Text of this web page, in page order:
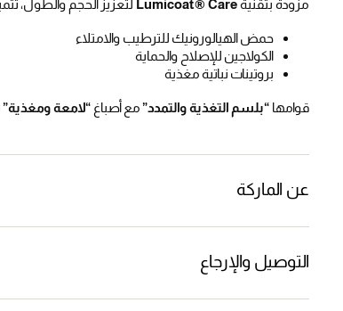
مزودة بتقنيةLumicoat® Care لتعزيز الحجم والطول،
حمض الهيالورونيك للترطيب والامتلاء
الكولاجين للإصلاح والحماية
بروتينات نباتية مغذية
قوامها “بلسم التغذية والتمدد”مع أصباغ “لامعة ومغذية”
عن الماركة
التوصيل والإرجاع